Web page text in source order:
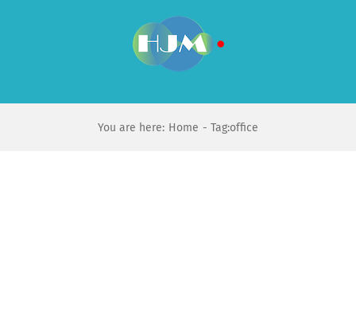
You are here: Home Tag:office